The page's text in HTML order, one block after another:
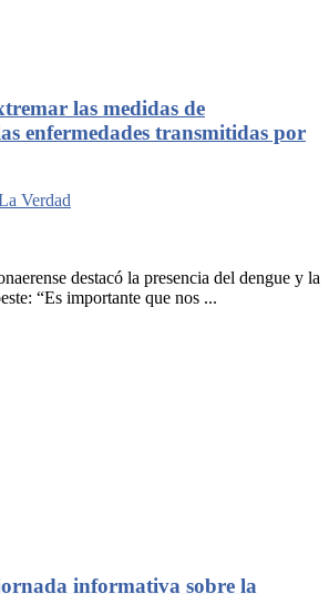
las medidas de
enfermedades transmitidas por
Verdad
destacó la presencia del dengue y la
“Es importante que nos ...
informativa sobre la